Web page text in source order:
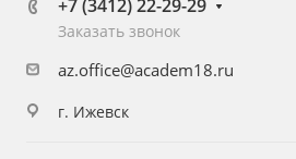
+7 (3412) 22-29-29
Заказать звонок
az.office@academ18.ru
г. Ижевск